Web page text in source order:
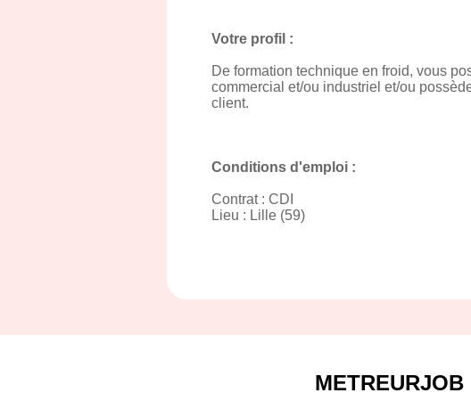
Votre profil :
De formation technique en froid, vous
commercial et/ou industriel et/ou
client.
Conditions d'emploi :
Contrat : CDI
Lieu : Lille (59)
METREURJOB